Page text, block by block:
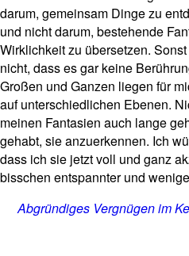
darum, gemeinsam Dinge zu
und nicht darum, bestehende
Wirklichkeit zu übersetzen.
nicht, dass es gar keine
Großen und Ganzen liegen für
auf unterschiedlichen Ebenen.
meinen Fantasien auch lange
gehabt, sie anzuerkennen. Ich
dass ich sie jetzt voll und ganz
bisschen entspannter und
Abgründiges Vergnügen im